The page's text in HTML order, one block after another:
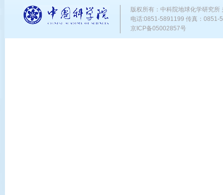
版权所有：中科院地球化学研究
电话:0851-5891199 传真：0851-
京ICP备05002857号